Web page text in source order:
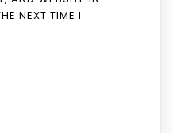
NEXT TIME I